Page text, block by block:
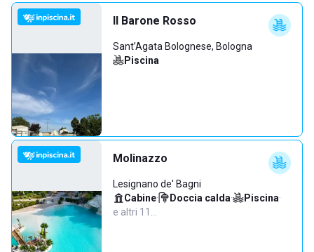
Il Barone Rosso
Sant’Agata Bolognese, Bologna
Piscina
Molinazzo
Lesignano de' Bagni
Cabine· Doccia calda· Piscina·
e altri 11…